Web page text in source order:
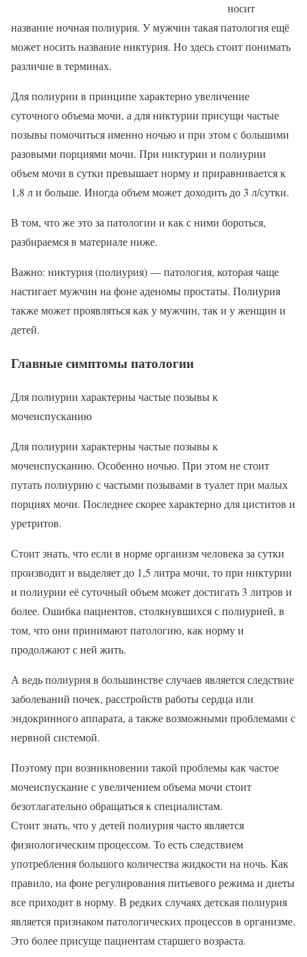
носит
название ночная полиурия. У мужчин такая патология ещё
может носить название никтурия. Но здесь стоит понимать
различие в терминах.
Для полиурии в принципе характерно увеличение
суточного объема мочи, а для никтурии присущи частые
позывы помочиться именно ночью и при этом с большими
разовыми порциями мочи. При никтурии и полиурии
объем мочи в сутки превышает норму и приравнивается к
1,8 л и больше. Иногда объем может доходить до 3 л/сутки.
В том, что же это за патологии и как с ними бороться,
разбираемся в материале ниже.
Важно: никтурия (полиурия) — патология, которая чаще
настигает мужчин на фоне аденомы простаты. Полиурия
также может проявляться как у мужчин, так и у женщин и
детей.
Главные симптомы патологии
Для полиурии характерны частые позывы к
мочеиспусканию
Для полиурии характерны частые позывы к
мочеиспусканию. Особенно ночью. При этом не стоит
путать полиурию с частыми позывами в туалет при малых
порциях мочи. Последнее скорее характерно для циститов и
уретритов.
Стоит знать, что если в норме организм человека за сутки
производит и выделяет до 1,5 литра мочи, то при никтурии
и полиурии её суточный объем может достигать 3 литров и
более. Ошибка пациентов, столкнувшихся с полиурией, в
том, что они принимают патологию, как норму и
продолжают с ней жить.
А ведь полиурия в большинстве случаев является следствие
заболеваний почек, расстройств работы сердца или
эндокринного аппарата, а также возможными проблемами с
нервной системой.
Поэтому при возникновении такой проблемы как частое
мочеиспускание с увеличением объема мочи стоит
безотлагательно обращаться к специалистам.
Стоит знать, что у детей полиурия часто является
физиологическим процессом. То есть следствием
употребления большого количества жидкости на ночь. Как
правило, на фоне регулирования питьевого режима и диеты
все приходит в норму. В редких случаях детская полиурия
является признаком патологических процессов в организме.
Это более присуще пациентам старшего возраста.